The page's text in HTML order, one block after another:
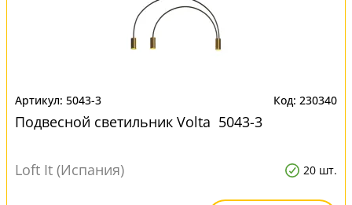
5043-3 230340
Подвесной светильник Volta 5043-3
Loft It (Испания) 20 шт.